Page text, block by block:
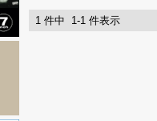
1 件中 1-1 件表示